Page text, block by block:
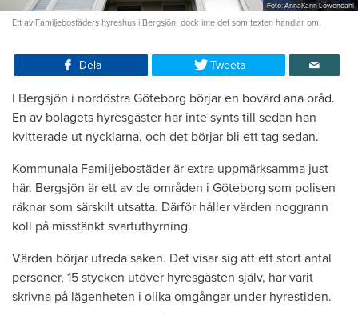
Foto: AnnaKarin Löwendahl
Ett av Familjebostäders hyreshus i Bergsjön, dock inte det som texten handlar om.
Dela Tweeta
I Bergsjön i nordöstra Göteborg börjar en bovärd ana oråd.
En av bolagets hyresgäster har inte synts till sedan han
kvitterade ut nycklarna, och det börjar bli ett tag sedan.
Kommunala Familjebostäder är extra uppmärksamma just
här. Bergsjön är ett av de områden i Göteborg som polisen
räknar som särskilt utsatta. Därför håller värden noggrann
koll på misstänkt svartuthyrning.
Värden börjar utreda saken. Det visar sig att ett stort antal
personer, 15 stycken utöver hyresgästen själv, har varit
skrivna på lägenheten i olika omgångar under hyrestiden.